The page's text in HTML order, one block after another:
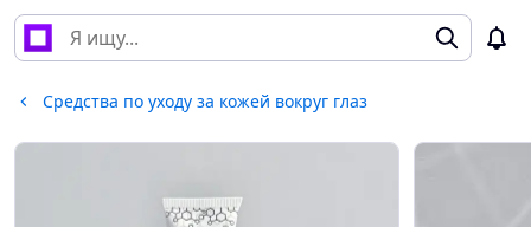
Средства по уходу за кожей вокруг глаз